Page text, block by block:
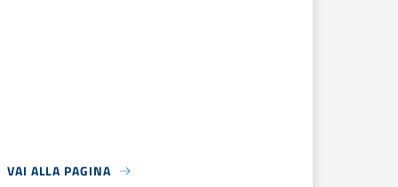
VAI ALLA PAGINA